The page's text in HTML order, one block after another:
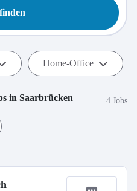
Home-Office
in Saarbrücken 4 Jobs